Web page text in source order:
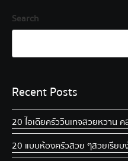
Search
Recent Posts
20 ไอเดียครัววินเทจ สวยหวาน
20 แบบห้องครัวสวย ๆ สวยเรีย